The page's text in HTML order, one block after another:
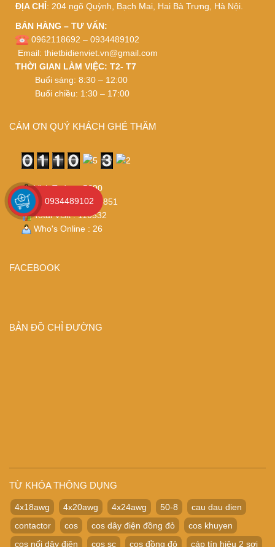
ĐỊA CHỈ: 204 ngõ Quỳnh, Bạch Mai, Hai Bà Trưng, Hà Nội.
BÁN HÀNG – TƯ VẤN:
0962118692 – 0934489102
Email: thietbidienviet.vn@gmail.com
THỜI GIAN LÀM VIỆC: T2- T7
Buổi sáng: 8:30 – 12:00
Buổi chiều: 1:30 – 17:00
CÁM ƠN QUÝ KHÁCH GHÉ THĂM
Visit Today : 5690
Visit Yesterday : 3851
Total Visit : 110532
Who's Online : 26
FACEBOOK
BẢN ĐỒ CHỈ ĐƯỜNG
TỪ KHÓA THÔNG DỤNG
4x18awg 4x20awg 4x24awg 50-8
cau dau dien
contactor
cos cos dây điện đồng đỏ
cos khuyen
cos nối dây điện
cos sc cos đồng đỏ cáp tín hiệu 2 sợi
0934489102